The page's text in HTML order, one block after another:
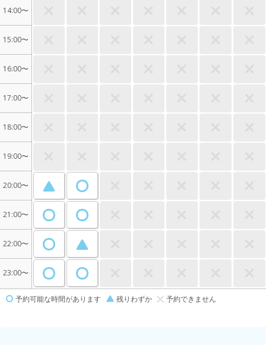
14:00〜
15:00〜
16:00〜
17:00〜
18:00〜
19:00〜
20:00〜
21:00〜
22:00〜
23:00〜
予約可能な時間があります 残りわずか 予約できません